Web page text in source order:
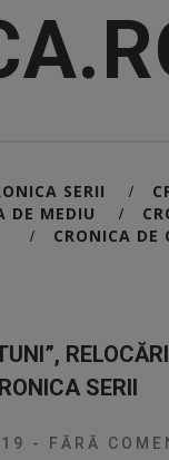
SERII /
DE MEDIU /
/ CRONICA DE
SERII
- FĂRĂ